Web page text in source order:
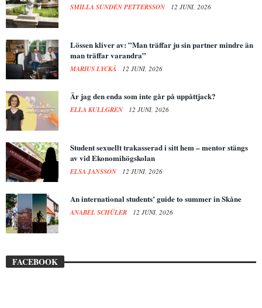
SMILLA SUNDÉN PETTERSSON 12 JUNI, 2026
Lössen kliver av: ”Man träffar ju sin partner mindre än
man träffar varandra”
MARIUS LYCKÅ 12 JUNI, 2026
Är jag den enda som inte går på uppåttjack?
ELLA KULLGREN 12 JUNI, 2026
Student sexuellt trakasserad i sitt hem – mentor stängs
av vid Ekonomihögskolan
ELSA JANSSON 12 JUNI, 2026
An international students’ guide to summer in Skåne
ANABEL SCHÜLER 12 JUNI, 2026
FACEBOOK